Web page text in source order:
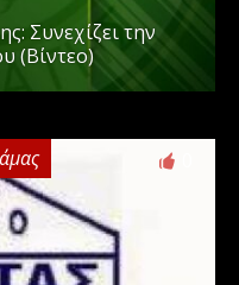
Συνεχίζει την
(Βίντεο)